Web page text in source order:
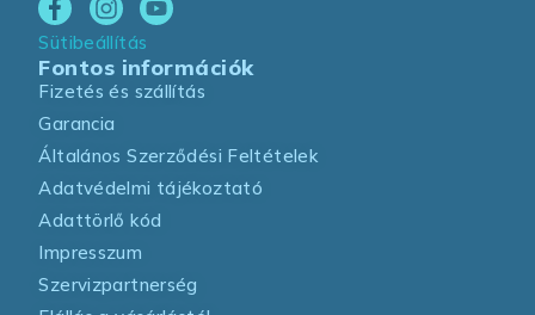
Sütibeállítás
Fontos információk
Fizetés és szállítás
Garancia
Általános Szerződési Feltételek
Adatvédelmi tájékoztató
Adattörlő kód
Impresszum
Szervizpartnerség